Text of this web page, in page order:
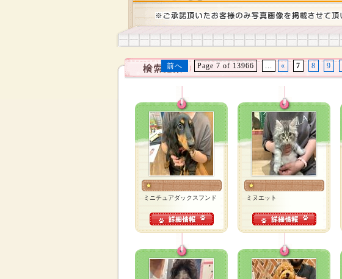
前へ Page 7 of 13966 ... « 7 8 9
ミニチュアダックスフンド ミヌエット